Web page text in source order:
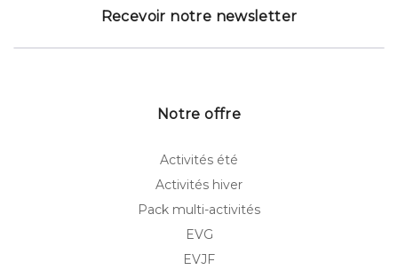
Recevoir notre newsletter
Notre offre
Activités été
Activités hiver
Pack multi-activités
EVG
EVJF